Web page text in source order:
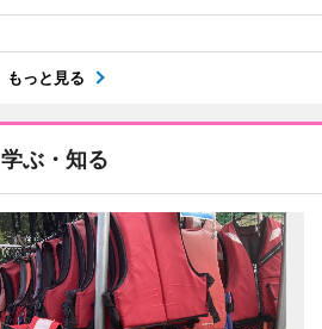
もっと見る
学ぶ・知る